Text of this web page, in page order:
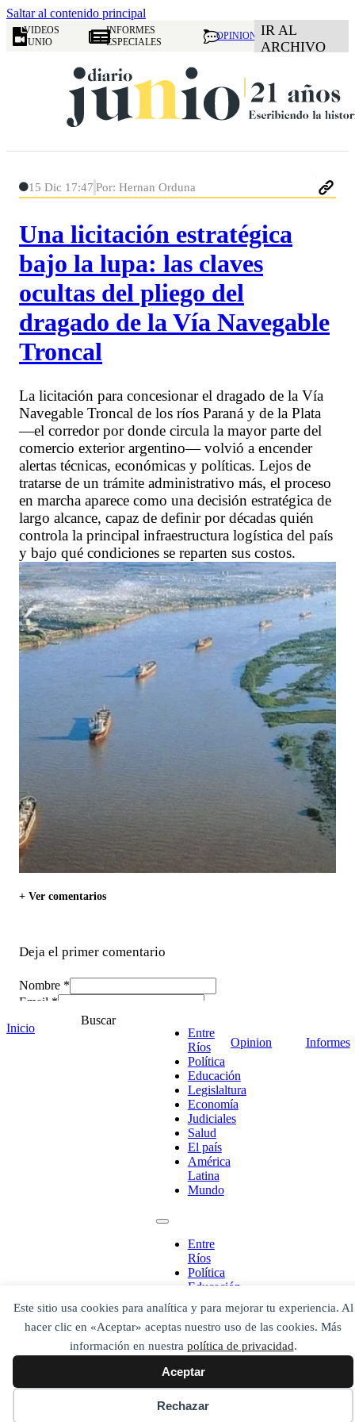
Este sitio usa cookies para analítica y para mejorar tu experiencia. Al
hacer clic en «Aceptar» aceptas nuestro uso de las cookies. Más
información en nuestra política de privacidad.
Aceptar
Rechazar
Saltar al contenido principal
VIDEOS
JUNIO
INFORMES
ESPECIALES
OPINION IR AL
ARCHIVO
15 Dic 17:47 Por: Hernan Orduna
Una licitación estratégica
bajo la lupa: las claves
ocultas del pliego del
dragado de la Vía Navegable
Troncal
La licitación para concesionar el dragado de la Vía
Navegable Troncal de los ríos Paraná y de la Plata
—el corredor por donde circula la mayor parte del
comercio exterior argentino— volvió a encender
alertas técnicas, económicas y políticas. Lejos de
tratarse de un trámite administrativo más, el proceso
en marcha aparece como una decisión estratégica de
largo alcance, capaz de definir por décadas quién
controla la principal infraestructura logística del país
y bajo qué condiciones se reparten sus costos.
+ Ver comentarios
Deja el primer comentario
Nombre *
Email *
*
Inicio
Buscar
Entre
Ríos
Política
Educación
Legislaltura
Economía
Judiciales
Salud
El país
América
Latina
Mundo
Entre
Ríos
Política
Educación
Legislaltura
Economía
Judiciales
Salud
El país
América
Latina
Mundo
Opinion Informes
¡Ponete en contacto!
luego presiona el botón "buscar"
Buscar